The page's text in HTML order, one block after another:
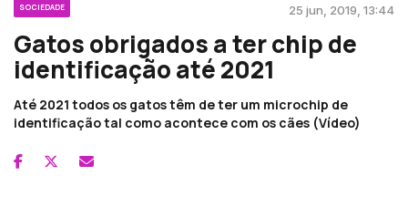
SOCIEDADE 25 jun, 2019, 13:44
Gatos obrigados a ter chip de
identificação até 2021
Até 2021 todos os gatos têm de ter um microchip de
identificação tal como acontece com os cães (Vídeo)